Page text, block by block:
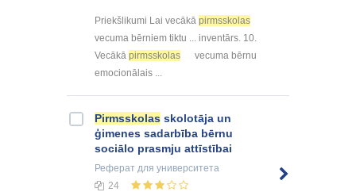
Priekšlikumi Lai vecākā pirmsskolas
vecuma bērniem tiktu ... inventārs. 10.
Vecākā pirmsskolas
vecuma bērnu
emocionālais ...
Pirmsskolas skolotāja un
ģimenes sadarbība bērnu
sociālo prasmju attīstībai
Реферат для университета
24